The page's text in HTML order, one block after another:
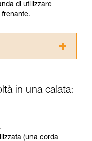
di utilizzare
le
per poter
richiede una
specifico.
la vostra
in una calata:
(una corda